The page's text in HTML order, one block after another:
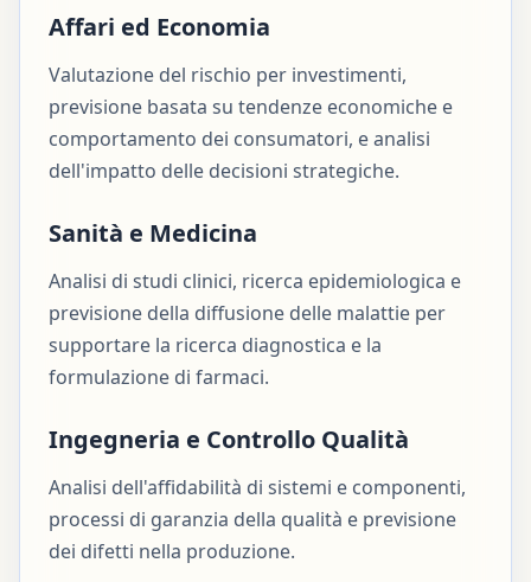
Affari ed Economia
Valutazione del rischio per investimenti,
previsione basata su tendenze economiche e
comportamento dei consumatori, e analisi
dell'impatto delle decisioni strategiche.
Sanità e Medicina
Analisi di studi clinici, ricerca epidemiologica e
previsione della diffusione delle malattie per
supportare la ricerca diagnostica e la
formulazione di farmaci.
Ingegneria e Controllo Qualità
Analisi dell'affidabilità di sistemi e componenti,
processi di garanzia della qualità e previsione
dei difetti nella produzione.